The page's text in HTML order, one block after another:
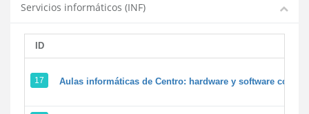
Servicios informáticos (INF)
ID
17 Aulas informáticas de Centro: hardware y software